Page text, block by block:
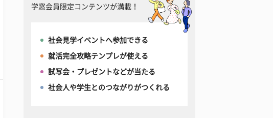
学窓会員限定コンテンツが満載！
社会見学イベントへ参加できる
就活完全攻略テンプレが使える
試写会・プレゼントなどが当たる
社会人や学生とのつながりがつくれる